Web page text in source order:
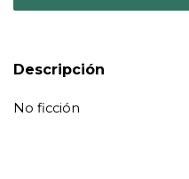
Descripción
No ficción